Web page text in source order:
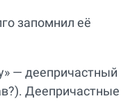
запомнил её
— деепричастный
Деепричастные